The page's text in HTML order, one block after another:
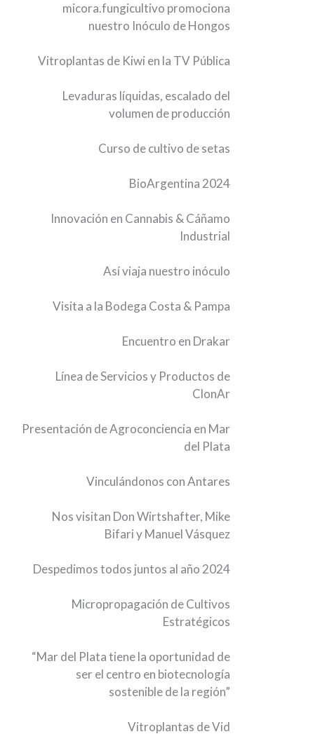
micora.fungicultivo promociona
nuestro Inóculo de Hongos
Vitroplantas de Kiwi en la TV Pública
Levaduras líquidas, escalado del
volumen de producción
Curso de cultivo de setas
BioArgentina 2024
Innovación en Cannabis & Cáñamo
Industrial
Así viaja nuestro inóculo
Visita a la Bodega Costa & Pampa
Encuentro en Drakar
Línea de Servicios y Productos de
ClonAr
Presentación de Agroconciencia en Mar
del Plata
Vinculándonos con Antares
Nos visitan Don Wirtshafter, Mike
Bifari y Manuel Vásquez
Despedimos todos juntos al año 2024
Micropropagación de Cultivos
Estratégicos
“Mar del Plata tiene la oportunidad de
ser el centro en biotecnología
sostenible de la región”
Vitroplantas de Vid